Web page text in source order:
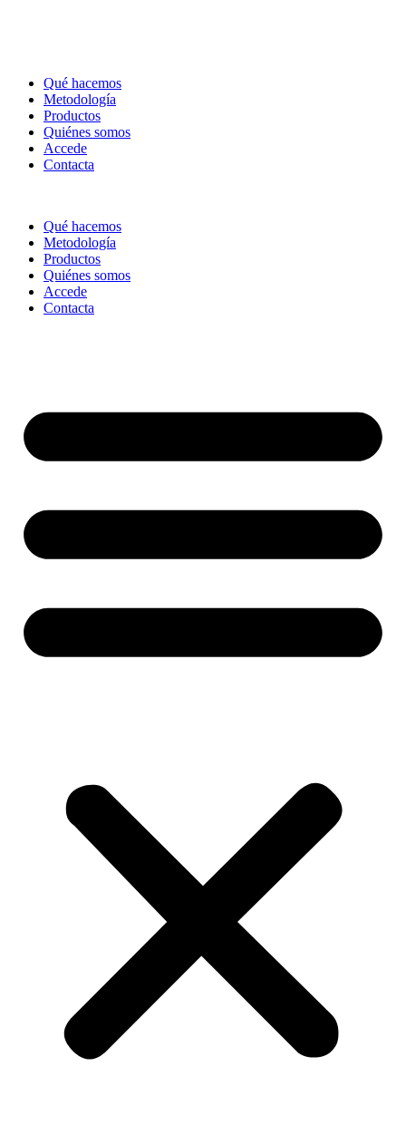
Qué hacemos
Metodología
Productos
Quiénes somos
Accede
Contacta
Qué hacemos
Metodología
Productos
Quiénes somos
Accede
Contacta